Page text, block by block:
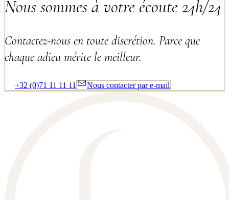
Nous sommes à votre écoute 24h/24
Contactez-nous en toute discrétion. Parce que
chaque adieu mérite le meilleur.
+32 (0)71 11 11 11 Nous contacter par e-mail